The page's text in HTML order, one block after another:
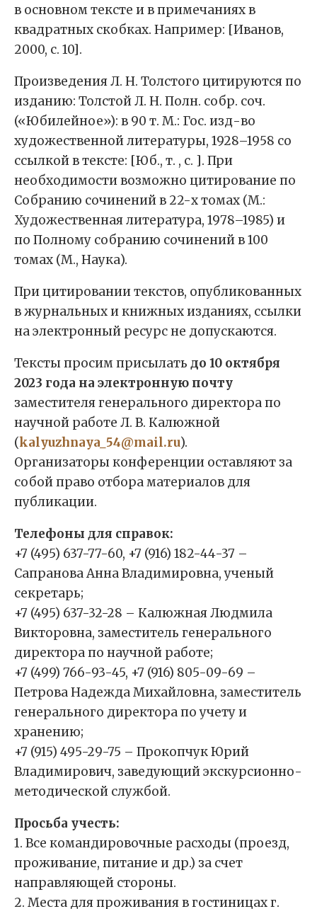
в основном тексте и в примечаниях в
квадратных скобках. Например: [Иванов,
2000, с. 10].
Произведения Л. Н. Толстого цитируются по
изданию: Толстой Л. Н. Полн. собр. соч.
(«Юбилейное»): в 90 т. М.: Гос. изд-во
художественной литературы, 1928–1958 со
ссылкой в тексте: [Юб., т. , с. ]. При
необходимости возможно цитирование по
Собранию сочинений в 22-х томах (М.:
Художественная литература, 1978–1985) и
по Полному собранию сочинений в 100
томах (М., Наука).
При цитировании текстов, опубликованных
в журнальных и книжных изданиях, ссылки
на электронный ресурс не допускаются.
Тексты просим присылать до 10 октября
2023 года на электронную почту
заместителя генерального директора по
научной работе Л. В. Калюжной
(kalyuzhnaya_54@mail.ru).
Организаторы конференции оставляют за
собой право отбора материалов для
публикации.
Телефоны для справок:
+7 (495) 637-77-60, +7 (916) 182-44-37 –
Сапранова Анна Владимировна, ученый
секретарь;
+7 (495) 637-32-28 – Калюжная Людмила
Викторовна, заместитель генерального
директора по научной работе;
+7 (499) 766-93-45, +7 (916) 805-09-69 –
Петрова Надежда Михайловна, заместитель
генерального директора по учету и
хранению;
+7 (915) 495-29-75 – Прокопчук Юрий
Владимирович, заведующий экскурсионно-
методической службой.
Просьба учесть:
1. Все командировочные расходы (проезд,
проживание, питание и др.) за счет
направляющей стороны.
2. Места для проживания в гостиницах г.